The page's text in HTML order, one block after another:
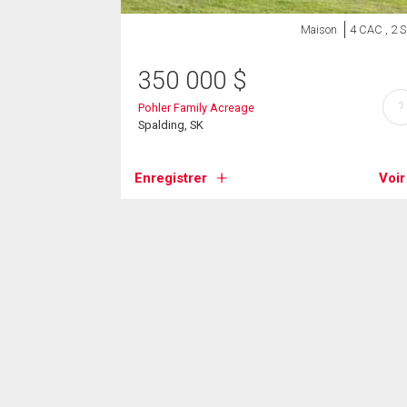
Maison 4 CAC , 2
350 000 $
Pohler Family Acreage
Spalding, SK
Enregistrer Voir
?